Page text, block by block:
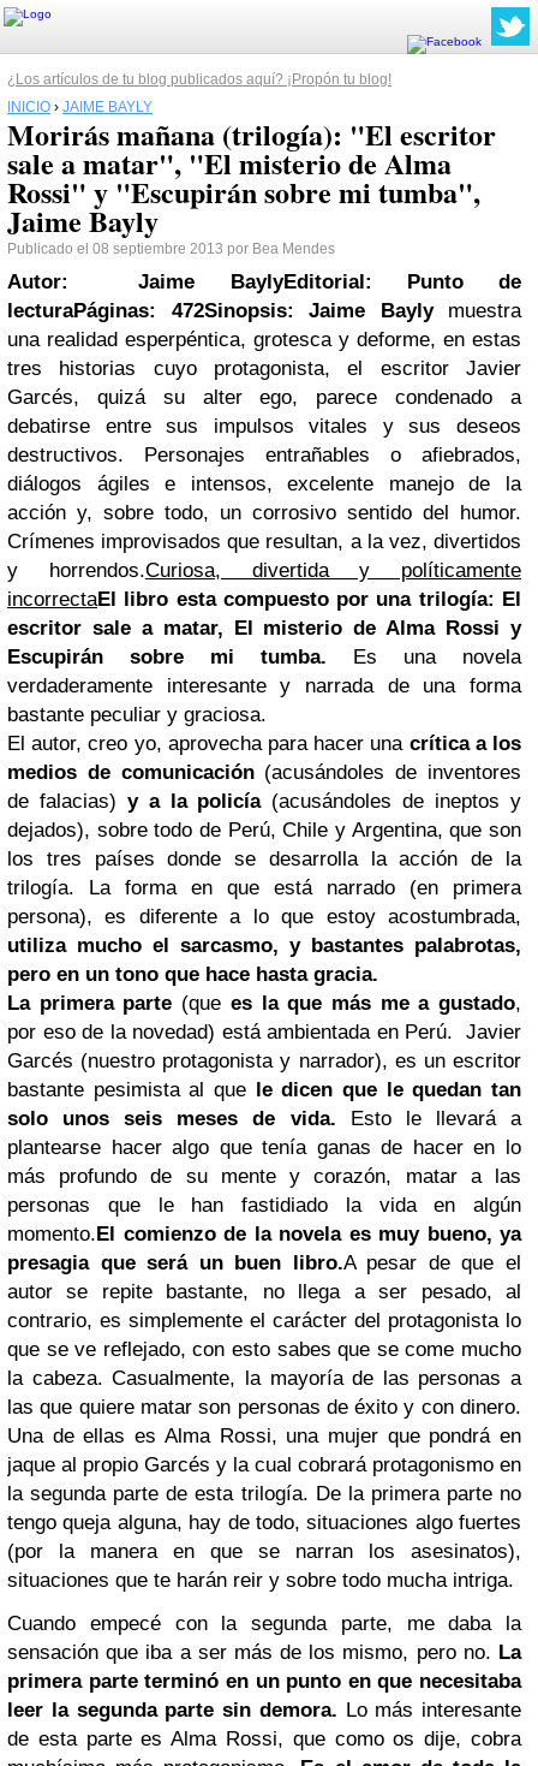
¿Los artículos de tu blog publicados aquí? ¡Propón tu blog!
INICIO › JAIME BAYLY
Morirás mañana (trilogía): "El escritor
sale a matar", "El misterio de Alma
Rossi" y "Escupirán sobre mi tumba",
Jaime Bayly
Publicado el 08 septiembre 2013 por Bea Mendes
Autor: Jaime BaylyEditorial: Punto de
lecturaPáginas: 472Sinopsis: Jaime Baylymuestra
una realidad esperpéntica, grotesca y deforme, en estas
tres historias cuyo protagonista, el escritor Javier
Garcés, quizá su alter ego, parece condenado a
debatirse entre sus impulsos vitales y sus deseos
destructivos. Personajes entrañables o afiebrados,
diálogos ágiles e intensos, excelente manejo de la
acción y, sobre todo, un corrosivo sentido del humor.
Crímenes improvisados que resultan, a la vez, divertidos
y horrendos.Curiosa, divertida y políticamente
incorrectaEl libro esta compuesto por una trilogía: El
escritor sale a matar, El misterio de Alma Rossi y
Escupirán sobre mi tumba.
Es una novela
verdaderamente interesante y narrada de una forma
bastante peculiar y graciosa.
El autor, creo yo, aprovecha para hacer una crítica a los
medios de comunicación(acusándoles de inventores
de falacias) y a la policía(acusándoles de ineptos y
dejados), sobre todo de Perú, Chile y Argentina, que son
los tres países donde se desarrolla la acción de la
trilogía. La forma en que está narrado (en primera
persona), es diferente a lo que estoy acostumbrada,
utiliza mucho el sarcasmo, y bastantes palabrotas,
pero en un tono que hace hasta gracia.
La primera parte (que es la que más me a gustado,
por eso de la novedad) está ambientada en Perú. Javier
Garcés (nuestro protagonista y narrador), es un escritor
bastante pesimista al que le dicen que le quedan tan
solo unos seis meses de vida. Esto le llevará a
plantearse hacer algo que tenía ganas de hacer en lo
más profundo de su mente y corazón, matar a las
personas que le han fastidiado la vida en algún
momento.El comienzo de la novela es muy bueno, ya
presagia que será un buen libro.A pesar de que el
autor se repite bastante, no llega a ser pesado, al
contrario, es simplemente el carácter del protagonista lo
que se ve reflejado, con esto sabes que se come mucho
la cabeza. Casualmente, la mayoría de las personas a
las que quiere matar son personas de éxito y con dinero.
Una de ellas es Alma Rossi, una mujer que pondrá en
jaque al propio Garcés y la cual cobrará protagonismo en
la segunda parte de esta trilogía. De la primera parte no
tengo queja alguna, hay de todo, situaciones algo fuertes
(por la manera en que se narran los asesinatos),
situaciones que te harán reir y sobre todo mucha intriga.
Cuando empecé con la segunda parte, me daba la
sensación que iba a ser más de los mismo, pero no. La
primera parte terminó en un punto en que necesitaba
leer la segunda parte sin demora. Lo más interesante
de esta parte es Alma Rossi, que como os dije, cobra